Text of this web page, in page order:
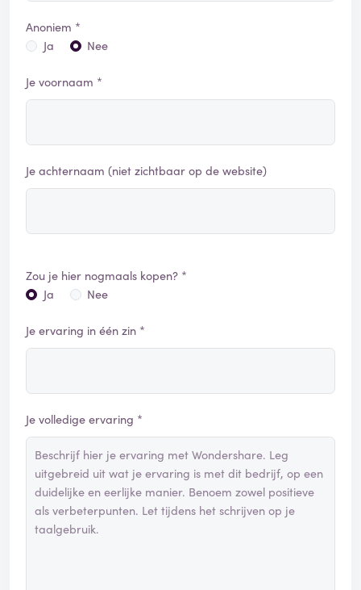
Anoniem *
Ja
Nee
Je voornaam *
Je achternaam (niet zichtbaar op de website)
Zou je hier nogmaals kopen? *
Ja
Nee
Je ervaring in één zin *
Je volledige ervaring *